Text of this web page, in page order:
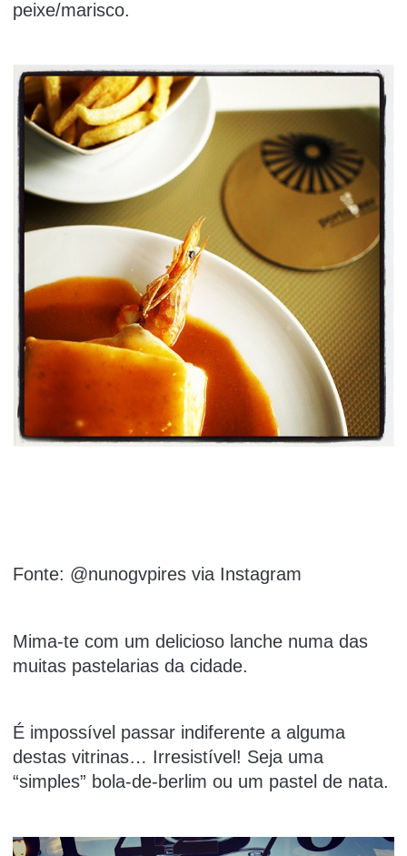
peixe/marisco.
Fonte: @nunogvpires via Instagram
Mima-te com um delicioso lanche numa das
muitas pastelarias da cidade.
É impossível passar indiferente a alguma
destas vitrinas… Irresistível! Seja uma
“simples” bola-de-berlim ou um pastel de nata.